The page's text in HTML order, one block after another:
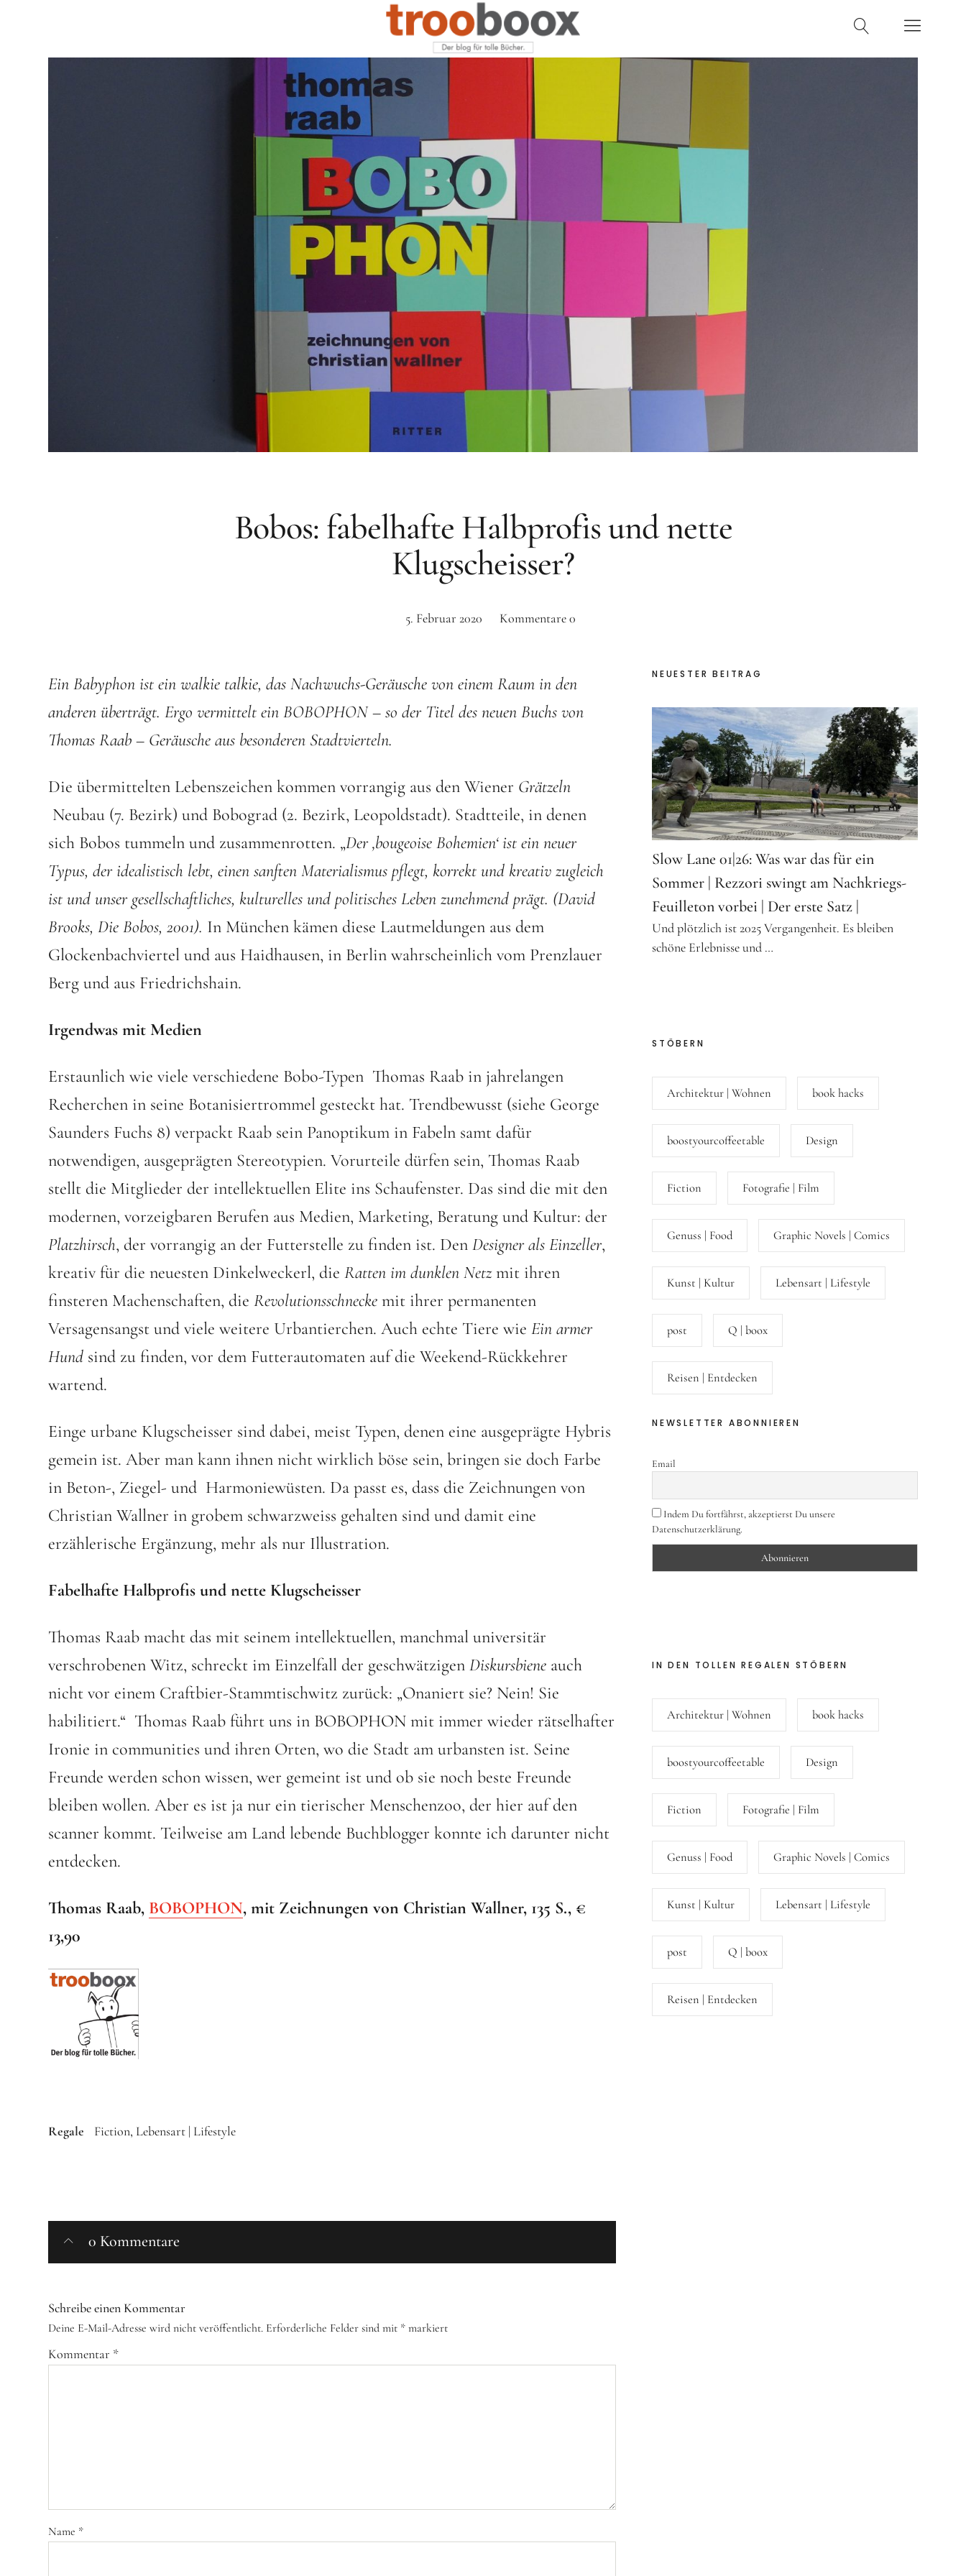
trooboox
Bobos: fabelhafte Halbprofis und nette
Klugscheisser?
5. Februar 2020 Kommentare 0
Ein Babyphon ist ein walkie talkie, das Nachwuchs-Geräusche von einem Raum in den
anderen überträgt. Ergo vermittelt ein BOBOPHON – so der Titel des neuen Buchs von
Thomas Raab – Geräusche aus besonderen Stadtvierteln.
Die übermittelten Lebenszeichen kommen vorrangig aus den Wiener Grätzeln
Neubau (7. Bezirk) und Bobograd (2. Bezirk, Leopoldstadt). Stadtteile, in denen
sich Bobos tummeln und zusammenrotten. „Der ‚bougeoise Bohemien‘ ist ein neuer
Typus, der idealistisch lebt, einen sanften Materialismus pflegt, korrekt und kreativ zugleich
ist und unser gesellschaftliches, kulturelles und politisches Leben zunehmend prägt. (David
Brooks, Die Bobos, 2001). In München kämen diese Lautmeldungen aus dem
Glockenbachviertel und aus Haidhausen, in Berlin wahrscheinlich vom Prenzlauer
Berg und aus Friedrichshain.
Irgendwas mit Medien
Erstaunlich wie viele verschiedene Bobo-Typen Thomas Raab in jahrelangen
Recherchen in seine Botanisiertrommel gesteckt hat. Trendbewusst (siehe George
Saunders Fuchs 8) verpackt Raab sein Panoptikum in Fabeln samt dafür
notwendigen, ausgeprägten Stereotypien. Vorurteile dürfen sein, Thomas Raab
stellt die Mitglieder der intellektuellen Elite ins Schaufenster. Das sind die mit den
modernen, vorzeigbaren Berufen aus Medien, Marketing, Beratung und Kultur: der
Platzhirsch, der vorrangig an der Futterstelle zu finden ist. Den Designer als Einzeller,
kreativ für die neuesten Dinkelweckerl, die Ratten im dunklen Netzmit ihren
finsteren Machenschaften, die Revolutionsschnecke mit ihrer permanenten
Versagensangst und viele weitere Urbantierchen. Auch echte Tiere wie Ein armer
Hund sind zu finden, vor dem Futterautomaten auf die Weekend-Rückkehrer
wartend.
Einge urbane Klugscheisser sind dabei, meist Typen, denen eine ausgeprägte Hybris
gemein ist. Aber man kann ihnen nicht wirklich böse sein, bringen sie doch Farbe
in Beton-, Ziegel- und Harmoniewüsten. Da passt es, dass die Zeichnungen von
Christian Wallner in grobem schwarzweiss gehalten sind und damit eine
erzählerische Ergänzung, mehr als nur Illustration.
Fabelhafte Halbprofis und nette Klugscheisser
Thomas Raab macht das mit seinem intellektuellen, manchmal universitär
verschrobenen Witz, schreckt im Einzelfall der geschwätzigen Diskursbiene auch
nicht vor einem Craftbier-Stammtischwitz zurück: „Onaniert sie? Nein! Sie
habilitiert.“ Thomas Raab führt uns in BOBOPHON mit immer wieder rätselhafter
Ironie in communities und ihren Orten, wo die Stadt am urbansten ist. Seine
Freunde werden schon wissen, wer gemeint ist und ob sie noch beste Freunde
bleiben wollen. Aber es ist ja nur ein tierischer Menschenzoo, der hier auf den
scanner kommt. Teilweise am Land lebende Buchblogger konnte ich darunter nicht
entdecken.
Thomas Raab, BOBOPHON, mit Zeichnungen von Christian Wallner, 135 S., €
13,90
Regale Fiction Lebensart | Lifestyle
0 Kommentare
Schreibe einen Kommentar
Deine E-Mail-Adresse wird nicht veröffentlicht. Erforderliche Felder sind mit * markiert
Kommentar *
Name *
NEUESTER BEITRAG
Slow Lane 01|26: Was war das für ein
Sommer | Rezzori swingt am Nachkriegs-
Feuilleton vorbei | Der erste Satz |
Und plötzlich ist 2025 Vergangenheit. Es bleiben
schöne Erlebnisse und …
STÖBERN
Architektur | Wohnen book hacks
boostyourcoffeetable Design
Fiction Fotografie | Film
Genuss | Food Graphic Novels | Comics
Kunst | Kultur Lebensart | Lifestyle
post Q | boox
Reisen | Entdecken
NEWSLETTER ABONNIEREN
Email
Indem Du fortfährst, akzeptierst Du unsere
Datenschutzerklärung.
IN DEN TOLLEN REGALEN STÖBERN
Architektur | Wohnen book hacks
boostyourcoffeetable Design
Fiction Fotografie | Film
Genuss | Food Graphic Novels | Comics
Kunst | Kultur Lebensart | Lifestyle
post Q | boox
Reisen | Entdecken